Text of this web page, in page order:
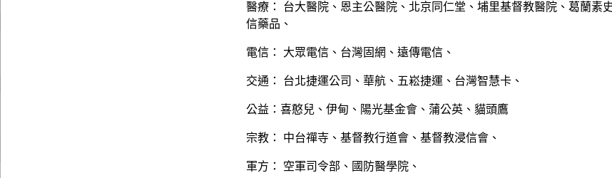
醫療： 台大醫院、恩主公醫院、北京同仁堂、埔里基督教醫院、葛蘭素
信藥品、
電信： 大眾電信、台灣固網、遠傳電信、
交通： 台北捷運公司、華航、五崧捷運、台灣智慧卡、
公益：喜憨兒、伊甸、陽光基金會、蒲公英、貓頭鷹
宗教： 中台禪寺、基督教行道會、基督教浸信會、
軍方： 空軍司令部、國防醫學院、